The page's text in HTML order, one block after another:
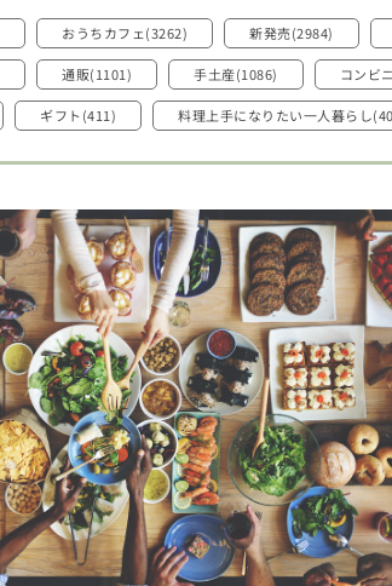
おうちカフェ(3262) 新発売(2984)
通販(1101) 手土産(1086) コンビ
ギフト(411) 料理上手になりたい一人暮らし